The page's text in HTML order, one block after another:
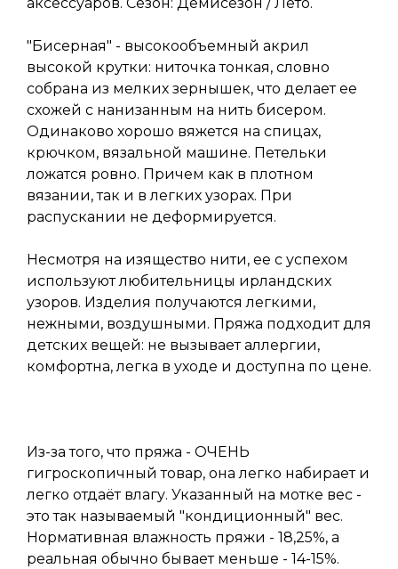
аксессуаров. Сезон: Демисезон / Лето.
"Бисерная" - высокообъемный акрил
высокой крутки: ниточка тонкая, словно
собрана из мелких зернышек, что делает ее
схожей с нанизанным на нить бисером.
Одинаково хорошо вяжется на спицах,
крючком, вязальной машине. Петельки
ложатся ровно. Причем как в плотном
вязании, так и в легких узорах. При
распускании не деформируется.
Несмотря на изящество нити, ее с успехом
используют любительницы ирландских
узоров. Изделия получаются легкими,
нежными, воздушными. Пряжа подходит для
детских вещей: не вызывает аллергии,
комфортна, легка в уходе и доступна по цене.
Из-за того, что пряжа - ОЧЕНЬ
гигроскопичный товар, она легко набирает и
легко отдаёт влагу. Указанный на мотке вес -
это так называемый "кондиционный" вес.
Нормативная влажность пряжи - 18,25%, а
реальная обычно бывает меньше - 14-15%.